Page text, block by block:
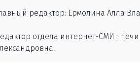
редактор: Ермолина Алла
отдела интернет-СМИ :